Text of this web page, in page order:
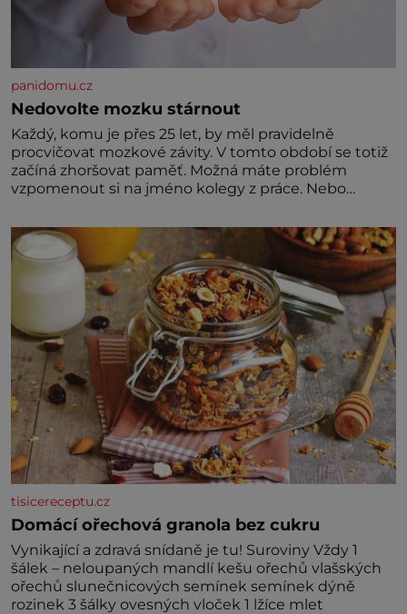
panidomu.cz
Nedovolte mozku stárnout
Každý, komu je přes 25 let, by měl pravidelně
procvičovat mozkové závity. V tomto období se totiž
začíná zhoršovat paměť. Možná máte problém
vzpomenout si na jméno kolegy z práce. Nebo
nedávno přečetli. Je to opravdu tak, s věkem jako
kdyby se paměť rozhodla stávkovat. Cvičte
tisicereceptu.cz
Domácí ořechová granola bez cukru
Vynikající a zdravá snídaně je tu! Suroviny Vždy 1
šálek – neloupaných mandlí kešu ořechů vlašských
ořechů slunečnicových semínek semínek dýně
rozinek 3 šálky ovesných vloček 1 lžíce mlet